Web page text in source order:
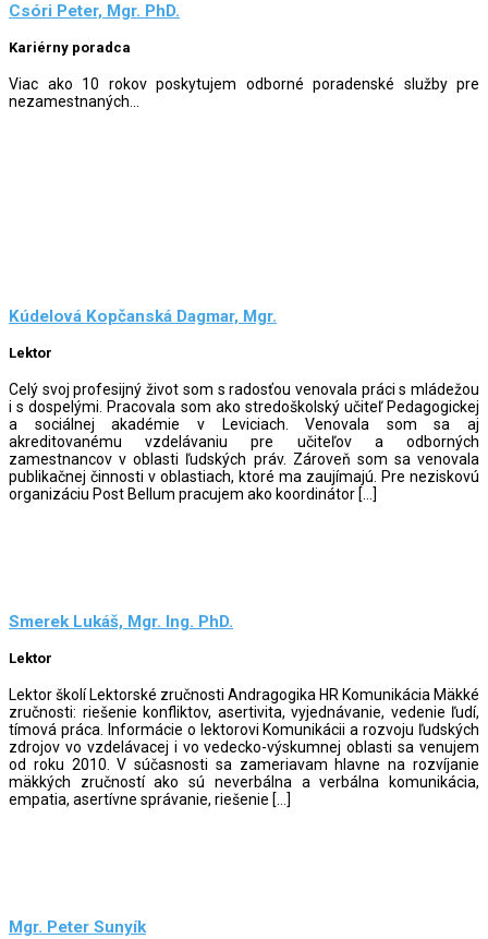
Csóri Peter, Mgr. PhD.
Kariérny poradca
Viac ako 10 rokov poskytujem odborné poradenské služby pre
nezamestnaných...
Kúdelová Kopčanská Dagmar, Mgr.
Lektor
Celý svoj profesijný život som s radosťou venovala práci s mládežou
i s dospelými. Pracovala som ako stredoškolský učiteľ Pedagogickej
a sociálnej akadémie v Leviciach. Venovala som sa aj
akreditovanému vzdelávaniu pre učiteľov a odborných
zamestnancov v oblasti ľudských práv. Zároveň som sa venovala
publikačnej činnosti v oblastiach, ktoré ma zaujímajú. Pre neziskovú
organizáciu Post Bellum pracujem ako koordinátor […]
Smerek Lukáš, Mgr. Ing. PhD.
Lektor
Lektor školí Lektorské zručnosti Andragogika HR Komunikácia Mäkké
zručnosti: riešenie konfliktov, asertivita, vyjednávanie, vedenie ľudí,
tímová práca. Informácie o lektorovi Komunikácii a rozvoju ľudských
zdrojov vo vzdelávacej i vo vedecko-výskumnej oblasti sa venujem
od roku 2010. V súčasnosti sa zameriavam hlavne na rozvíjanie
mäkkých zručností ako sú neverbálna a verbálna komunikácia,
empatia, asertívne správanie, riešenie […]
Mgr. Peter Sunyík